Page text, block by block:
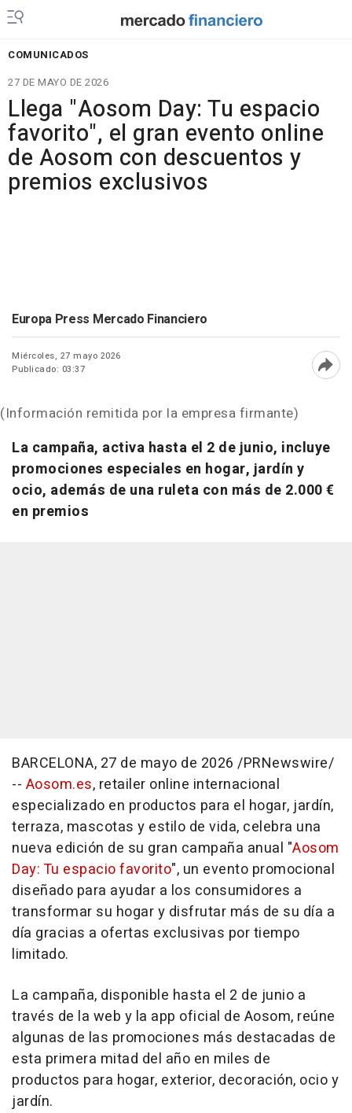
COMUNICADOS
27 DE MAYO DE 2026
Llega "Aosom Day: Tu espacio
favorito", el gran evento online
de Aosom con descuentos y
premios exclusivos
Europa Press Mercado Financiero
Miércoles, 27 mayo 2026
Publicado: 03:37
(Información remitida por la empresa firmante)
La campaña, activa hasta el 2 de junio, incluye
promociones especiales en hogar, jardín y
ocio, además de una ruleta con más de 2.000 €
en premios
BARCELONA, 27 de mayo de 2026 /PRNewswire/
-- Aosom.es, retailer online internacional
especializado en productos para el hogar, jardín,
terraza, mascotas y estilo de vida, celebra una
nueva edición de su gran campaña anual "Aosom
Day: Tu espacio favorito", un evento promocional
diseñado para ayudar a los consumidores a
transformar su hogar y disfrutar más de su día a
día gracias a ofertas exclusivas por tiempo
limitado.
La campaña, disponible hasta el 2 de junio a
través de la web y la app oficial de Aosom, reúne
algunas de las promociones más destacadas de
esta primera mitad del año en miles de
productos para hogar, exterior, decoración, ocio y
jardín.